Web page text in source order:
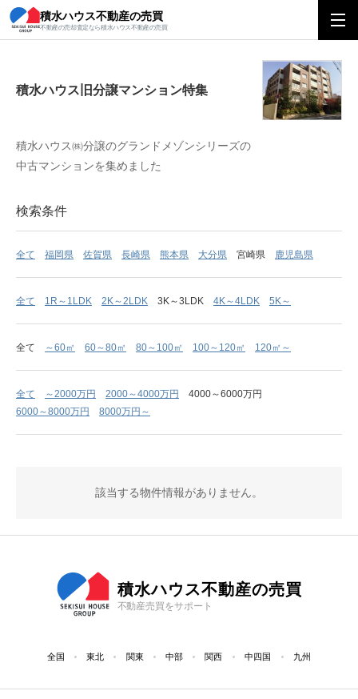
積水ハウス不動産の売買
不動産の売却査定なら積水ハウス不動産の売買
積水ハウス旧分譲マンション特集
積水ハウス旧分譲マンション特集
積水ハウス㈱分譲のグランドメゾンシリーズの
中古マンションを集めました
検索条件
全て 福岡県 佐賀県 長崎県 熊本県 大分県 宮崎県 鹿児島県
全て 1R～1LDK 2K～2LDK 3K～3LDK 4K～4LDK 5K～
全て ～60㎡ 60～80㎡ 80～100㎡ 100～120㎡ 120㎡～
全て ～2000万円 2000～4000万円
4000～6000万円
6000～8000万円
8000万円～
該当する物件情報がありません。
積水ハウス不動産の売買
不動産売買をサポート
全国 東北 関東 中部 関西 中四国 九州